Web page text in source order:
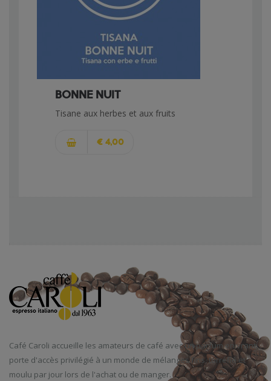
BONNE NUIT
Tisane aux herbes et aux fruits
€ 4,00
Café Caroli accueille les amateurs de café avec un parfum enivrant,
porte d'accès privilégié à un monde de mélanges fins,torréfié et
moulu par jour lors de l'achat ou de manger.